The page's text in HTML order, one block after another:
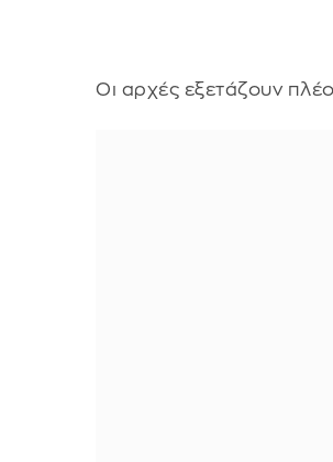
Οι αρχές εξετάζουν